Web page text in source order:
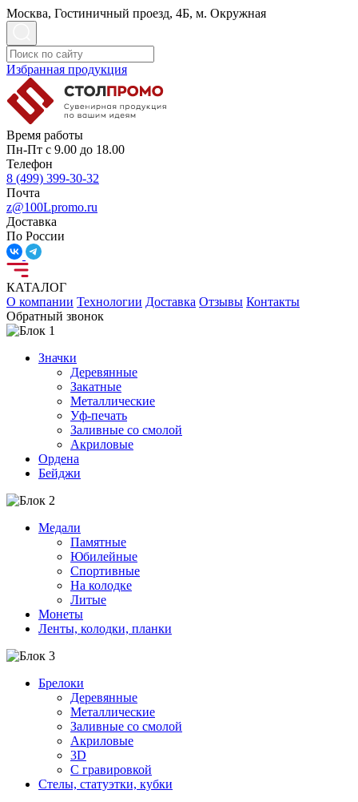
Москва, Гостиничный проезд, 4Б, м. Окружная
Избранная продукция
Время работы
Пн-Пт с 9.00 до 18.00
Телефон
8 (499) 399-30-32
Почта
z@100Lpromo.ru
Доставка
По России
КАТАЛОГ
О компании Технологии Доставка Отзывы Контакты
Обратный звонок
Значки
Деревянные
Закатные
Металлические
Уф-печать
Заливные со смолой
Акриловые
Ордена
Бейджи
Медали
Памятные
Юбилейные
Спортивные
На колодке
Литые
Монеты
Ленты, колодки, планки
Брелоки
Деревянные
Металлические
Заливные со смолой
Акриловые
3D
C гравировкой
Стелы, статуэтки, кубки